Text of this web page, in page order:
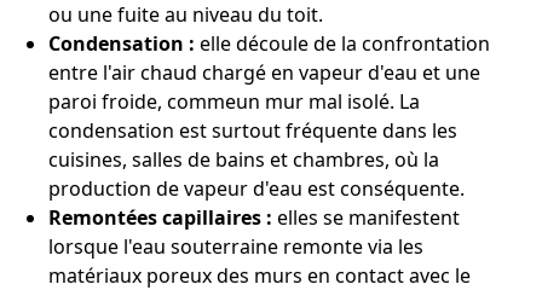
ou une fuite au niveau du toit.
Condensation : elle découle de la confrontation
entre l'air chaud chargé en vapeur d'eau et une
paroi froide, commeun mur mal isolé. La
condensation est surtout fréquente dans les
cuisines, salles de bains et chambres, où la
production de vapeur d'eau est conséquente.
Remontées capillaires : elles se manifestent
lorsque l'eau souterraine remonte via les
matériaux poreux des murs en contact avec le